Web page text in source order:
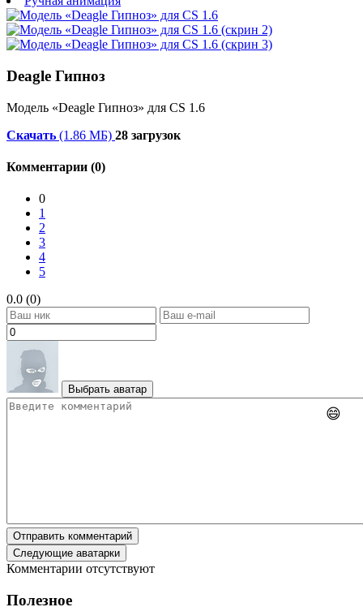
Deagle Гипноз
Модель «Deagle Гипноз» для CS 1.6
Скачать (1.86 МБ) 28 загрузок
Комментарии (0)
0
1
2
3
4
5
0.0 (0)
Выбрать аватар
😄
Отправить комментарий
Следующие аватарки
Комментарии отсутствуют
Полезное